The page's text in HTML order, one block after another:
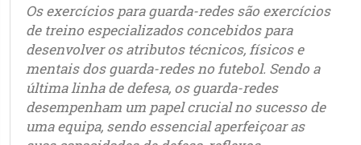
Os exercícios para guarda-redes são exercícios
de treino especializados concebidos para
desenvolver os atributos técnicos, físicos e
mentais dos guarda-redes no futebol. Sendo a
última linha de defesa, os guarda-redes
desempenham um papel crucial no sucesso de
uma equipa, sendo essencial aperfeiçoar as